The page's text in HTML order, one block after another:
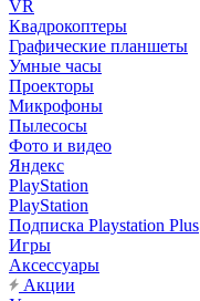
VR
Квадрокоптеры
Графические планшеты
Умные часы
Проекторы
Микрофоны
Пылесосы
Фото и видео
Яндекс
PlayStation
PlayStation
Подписка Playstation Plus
Игры
Аксессуары
Акции